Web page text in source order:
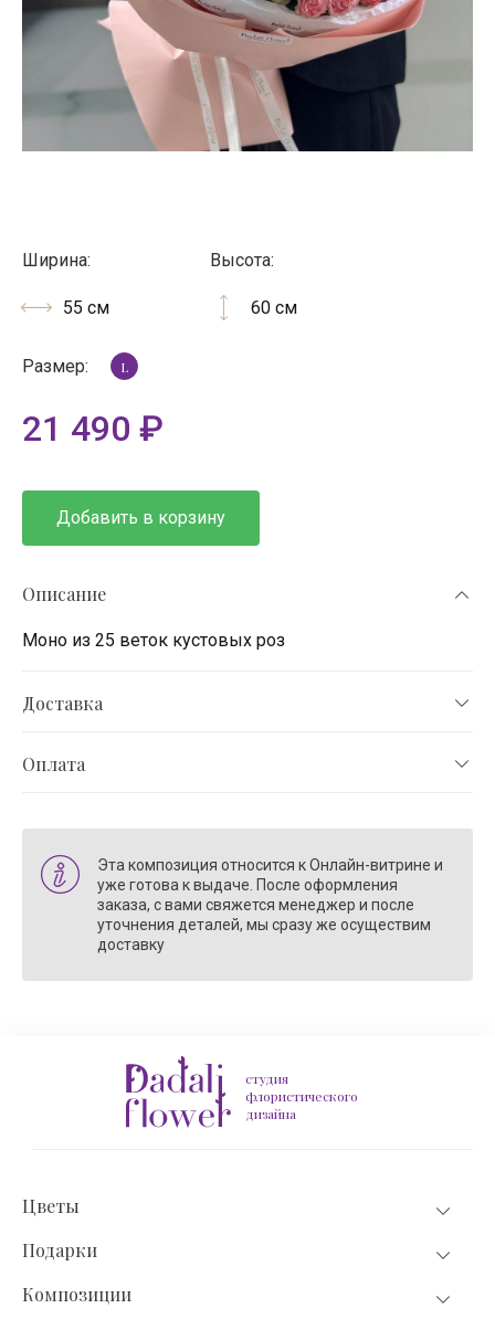
Ширина:
55 см
Высота:
60 см
Размер: L
21 490 ₽
Добавить в корзину
Описание
Моно из 25 веток кустовых роз
Доставка
Оплата
Эта композиция относится к Онлайн-витрине и
уже готова к выдаче. После оформления
заказа, с вами свяжется менеджер и после
уточнения деталей, мы сразу же осуществим
доставку
студия
флористического
дизайна
Цветы
Подарки
Композиции